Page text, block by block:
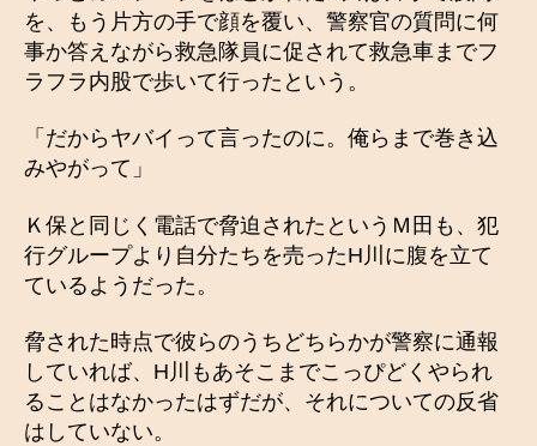
を、もう片方の手で顔を覆い、警察官の質問に何
事か答えながら救急隊員に促されて救急車までフ
ラフラ内股で歩いて行ったという。
「だからヤバイって言ったのに。俺らまで巻き込
みやがって」
Ｋ保と同じく電話で脅迫されたというＭ田も、犯
行グループより自分たちを売ったH川に腹を立て
ているようだった。
脅された時点で彼らのうちどちらかが警察に通報
していれば、H川もあそこまでこっぴどくやられ
ることはなかったはずだが、それについての反省
はしていない。